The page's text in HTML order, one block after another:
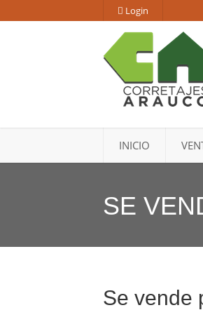
Login
INICIO
SE
Se vende